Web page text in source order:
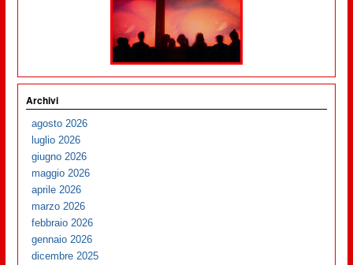
Archivi
agosto 2026
luglio 2026
giugno 2026
maggio 2026
aprile 2026
marzo 2026
febbraio 2026
gennaio 2026
dicembre 2025